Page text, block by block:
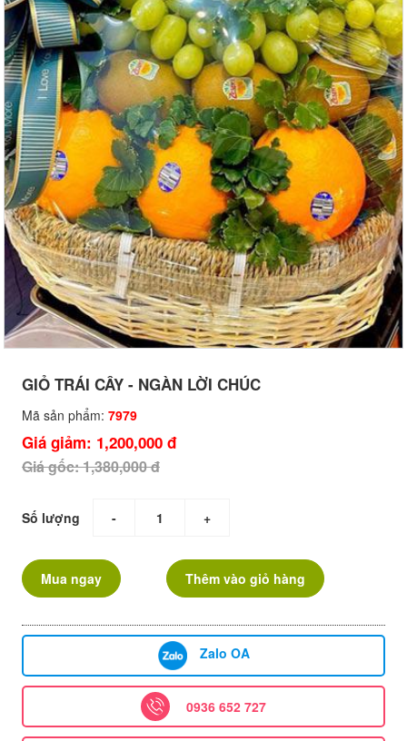
GIỎ TRÁI CÂY - NGÀN LỜI CHÚC
Mã sản phẩm: 7979
Giá giảm: 1,200,000 đ
Giá gốc: 1,380,000 đ
Số lượng - +
Mua ngay Thêm vào giỏ hàng
Zalo OA
0936 652 727